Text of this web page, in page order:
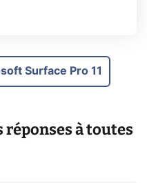
Surface Pro 11
réponses à toutes